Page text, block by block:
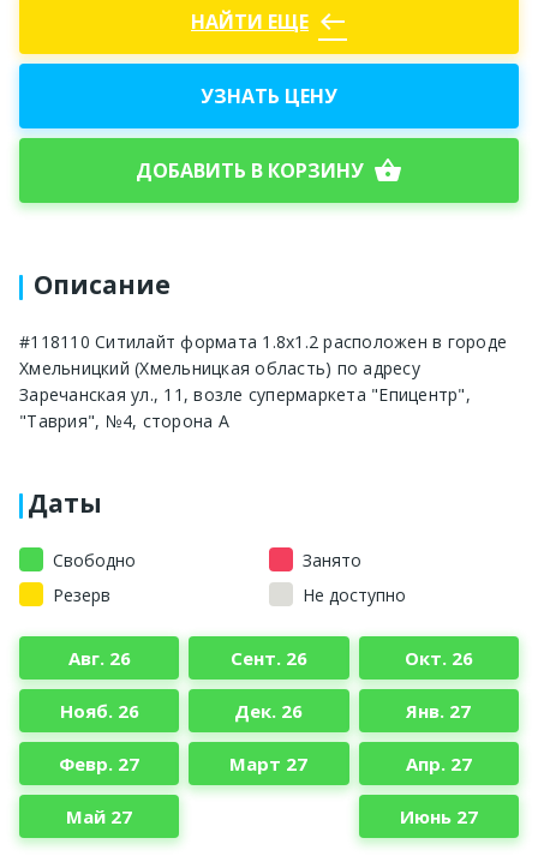
НАЙТИ ЕЩЕ west
УЗНАТЬ ЦЕНУ
ДОБАВИТЬ В КОРЗИНУ shopping_basket
Описание
#118110 Ситилайт формата 1.8x1.2 расположен в городе
Хмельницкий (Хмельницкая область) по адресу
Заречанская ул., 11, возле супермаркета "Епицентр",
"Таврия", №4, сторона A
Даты
Свободно
Занято
Резерв
Не доступно
Авг. 26 Сент. 26 Окт. 26
Нояб. 26 Дек. 26 Янв. 27
Февр. 27 Март 27 Апр. 27
Май 27 Июнь 27